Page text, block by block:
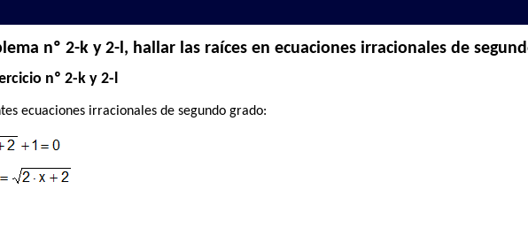
nº 2-k y 2-l, hallar las raíces en ecuaciones irracionales de
nº 2-k y 2-l
ecuaciones irracionales de segundo grado: